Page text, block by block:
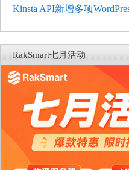
Kinsta API新增多项
RakSmart七月活动